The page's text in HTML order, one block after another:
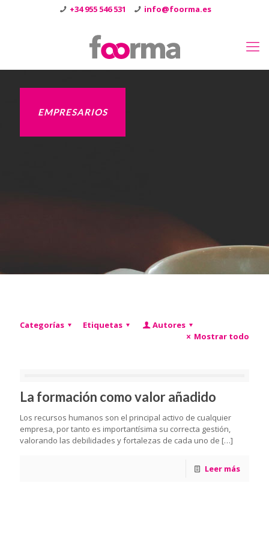
+34 955 546 531 info@foorma.es
EMPRESARIOS
Categorías Etiquetas
Autores
Mostrar todo
La formación como valor añadido
Los recursos humanos son el principal activo de cualquier
empresa, por tanto es importantísima su correcta gestión,
valorando las debilidades y fortalezas de cada uno de […]
Leer más